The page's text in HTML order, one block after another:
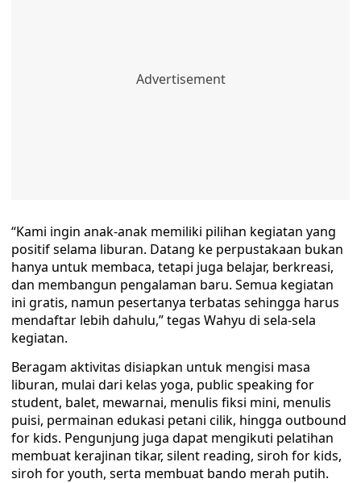
“Kami ingin anak-anak memiliki pilihan kegiatan yang
positif selama liburan. Datang ke perpustakaan bukan
hanya untuk membaca, tetapi juga belajar, berkreasi,
dan membangun pengalaman baru. Semua kegiatan
ini gratis, namun pesertanya terbatas sehingga harus
mendaftar lebih dahulu,” tegas Wahyu di sela-sela
kegiatan.
Beragam aktivitas disiapkan untuk mengisi masa
liburan, mulai dari kelas yoga, public speaking for
student, balet, mewarnai, menulis fiksi mini, menulis
puisi, permainan edukasi petani cilik, hingga outbound
for kids. Pengunjung juga dapat mengikuti pelatihan
membuat kerajinan tikar, silent reading, siroh for kids,
siroh for youth, serta membuat bando merah putih.